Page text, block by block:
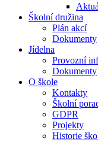
Školní družina
Plán akcí
Dokumenty
Jídelna
Provozní
Dokumenty
O škole
Kontakty
Školní
GDPR
Projekty
Historie